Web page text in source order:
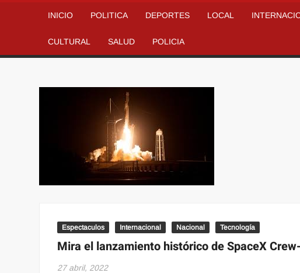
INICIO POLITICA DEPORTES LOCAL
CULTURAL SALUD POLICIA
Espectaculos Internacional Nacional Tecnología
Mira el lanzamiento histórico de SpaceX
27 abril, 2022